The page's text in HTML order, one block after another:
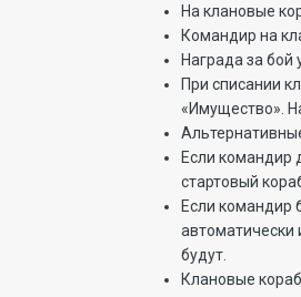
На клановые
Командир на
Награда за бой
При списании
«Имущество».
Если командир
стартовый
Если командир
автоматически
будут.
Клановые